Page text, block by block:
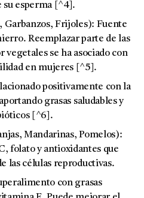
su esperma [^4].
Garbanzos, Frijoles): Fuente
Reemplazar parte de las
vegetales se ha asociado con
en mujeres [^5].
positivamente con la
grasas saludables y
[^6].
Mandarinas, Pomelos):
folato y antioxidantes que
las células reproductivas.
con grasas